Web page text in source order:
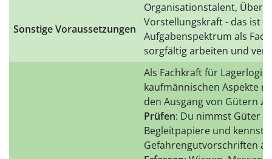
Sonstige Voraussetzungen
Organisationstalent,
Vorstellungskraft - das ist
Aufgabenspektrum als
sorgfältig arbeiten und
Als Fachkraft für
kaufmännischen Aspekte
den Ausgang von Gütern
Prüfen: Du nimmst Güter
Begleitpapiere und kennst
Gefahrengutvorschriften